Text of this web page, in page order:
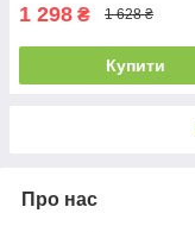
1 298 ₴ 1 628 ₴
Купити
Про нас